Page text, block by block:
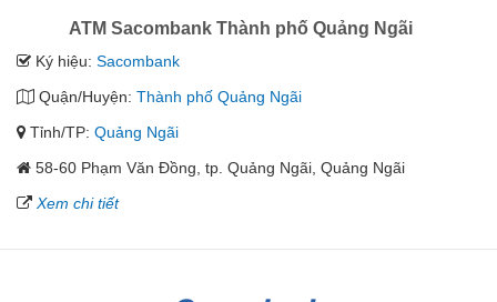
ATM Sacombank Thành phố Quảng Ngãi
Ký hiệu: Sacombank
Quận/Huyện: Thành phố Quảng Ngãi
Tỉnh/TP: Quảng Ngãi
58-60 Phạm Văn Đồng, tp. Quảng Ngãi, Quảng Ngãi
Xem chi tiết